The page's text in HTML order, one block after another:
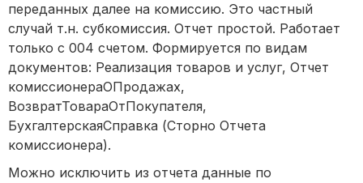
переданных далее на комиссию. Это частный
случай т.н. субкомиссия. Отчет простой. Работает
только с 004 счетом. Формируется по видам
документов: Реализация товаров и услуг, Отчет
комиссионераОПродажах,
ВозвратТовараОтПокупателя,
БухгалтерскаяСправка (Сторно Отчета
комиссионера).
Можно исключить из отчета данные по